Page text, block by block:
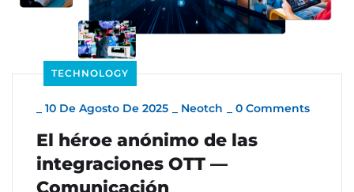
TECHNOLOGY
10 De Agosto De 2025 Neotch 0 Comments
El héroe anónimo de las
integraciones OTT —
Comunicación